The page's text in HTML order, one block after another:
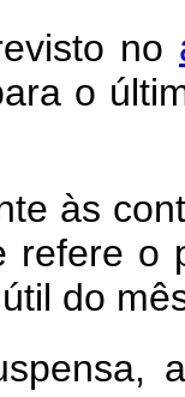
no
o
às
refere o
do